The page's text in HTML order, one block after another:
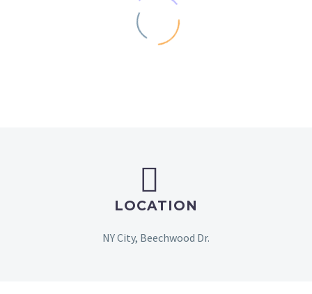


LOCATION
NY City, Beechwood Dr.